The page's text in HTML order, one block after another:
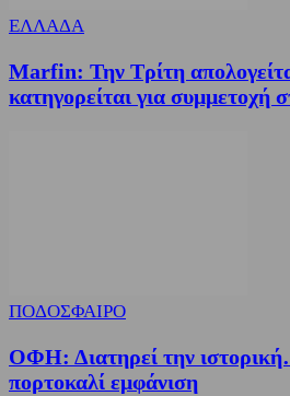
ΕΛΛΑΔΑ
Marfin: Την Τρίτη
κατηγορείται για συμμετοχή
ΠΟΔΟΣΦΑΙΡΟ
ΟΦΗ: Διατηρεί την
πορτοκαλί εμφάνιση